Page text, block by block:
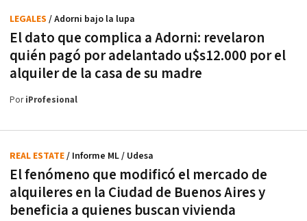
El dato que complica a Adorni: revelaron
quién pagó por adelantado u$s12.000 por el
alquiler de la casa de su madre
LEGALES / Adorni bajo la lupa
PoriProfesional
El fenómeno que modificó el mercado de
alquileres en la Ciudad de Buenos Aires y
beneficia a quienes buscan vivienda
REAL ESTATE/ Informe ML / Udesa